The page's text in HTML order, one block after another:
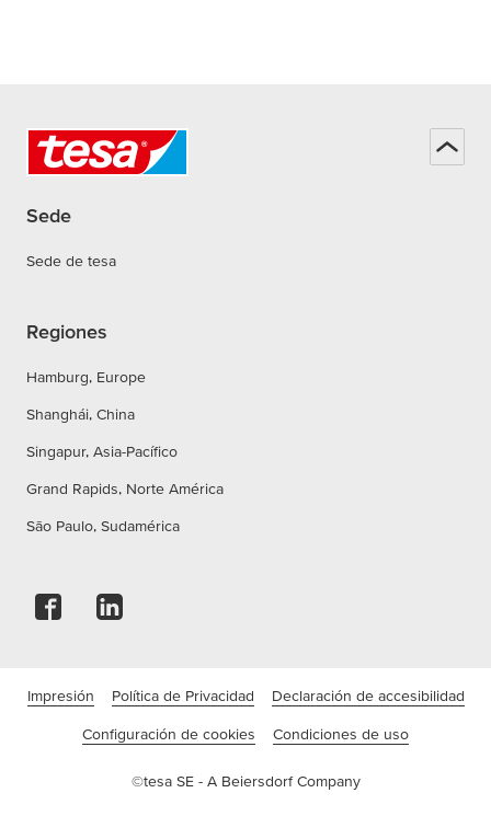
Sede
Sede de tesa
Regiones
Hamburg, Europe
Shanghái, China
Singapur, Asia-Pacífico
Grand Rapids, Norte América
São Paulo, Sudamérica
Impresión Política de Privacidad Declaración de accesibilidad
Configuración de cookies Condiciones de uso
©tesa SE - A Beiersdorf Company